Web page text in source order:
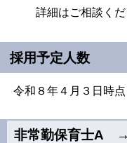
詳細はご相談くだ
採用予定人数
令和８年４月３日時点
非常勤保育士A →